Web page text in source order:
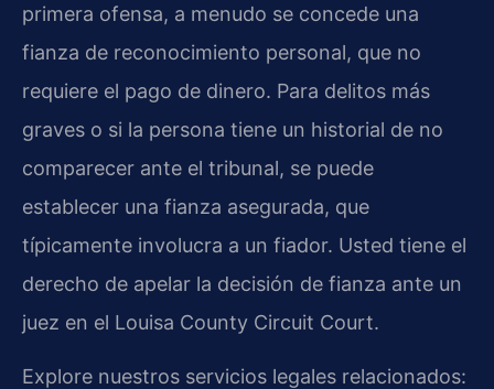
primera ofensa, a menudo se concede una
fianza de reconocimiento personal, que no
requiere el pago de dinero. Para delitos más
graves o si la persona tiene un historial de no
comparecer ante el tribunal, se puede
establecer una fianza asegurada, que
típicamente involucra a un fiador. Usted tiene el
derecho de apelar la decisión de fianza ante un
juez en el Louisa County Circuit Court.
Explore nuestros servicios legales relacionados: